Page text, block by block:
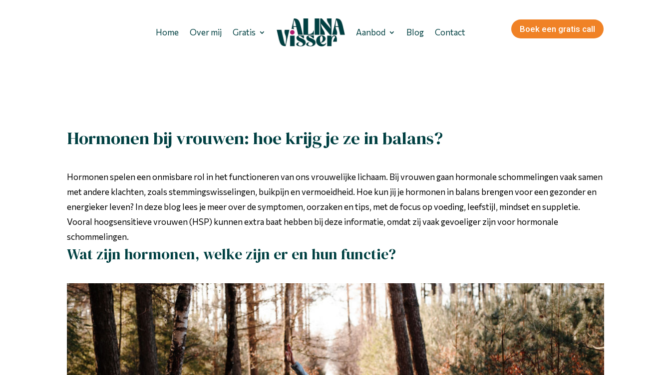
Home Over mij Gratis Aanbod Blog Contact Boek een gratis call
Hormonen bij vrouwen: hoe krijg je ze in balans?
Hormonen spelen een onmisbare rol in het functioneren van ons vrouwelijke lichaam. Bij vrouwen gaan hormonale schommelingen vaak samen
met andere klachten, zoals stemmingswisselingen, buikpijn en vermoeidheid. Hoe kun jij je hormonen in balans brengen voor een gezonder en
energieker leven? In deze blog lees je meer over de symptomen, oorzaken en tips, met de focus op voeding, leefstijl, mindset en suppletie.
Vooral hoogsensitieve vrouwen (HSP) kunnen extra baat hebben bij deze informatie, omdat zij vaak gevoeliger zijn voor hormonale
schommelingen.
Wat zijn hormonen, welke zijn er en hun functie?